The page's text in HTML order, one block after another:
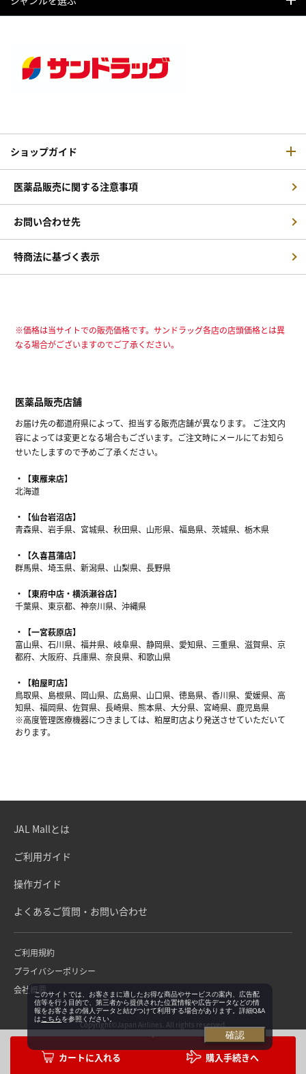
購入手続きへ
ショップガイド
医薬品販売に関する注意事項
お問い合わせ先
特商法に基づく表示
※価格は当サイトでの販売価格です。サンドラッグ各店の店頭価格とは異
なる場合がございますのでご了承ください。
医薬品販売店舗
お届け先の都道府県によって、担当する販売店舗が異なります。 ご注文内
容によっては変更となる場合もございます。ご注文時にメールにてお知ら
せいたしますので予めご了承ください。
【東雁来店】
北海道
【仙台岩沼店】
青森県、岩手県、宮城県、秋田県、山形県、福島県、茨城県、栃木県
【久喜菖蒲店】
群馬県、埼玉県、新潟県、山梨県、長野県
【東府中店・横浜瀬谷店】
千葉県、東京都、神奈川県、沖縄県
【一宮萩原店】
富山県、石川県、福井県、岐阜県、静岡県、愛知県、三重県、滋賀県、京
都府、大阪府、兵庫県、奈良県、和歌山県
【粕屋町店】
鳥取県、島根県、岡山県、広島県、山口県、徳島県、香川県、愛媛県、高
知県、福岡県、佐賀県、長崎県、熊本県、大分県、宮崎県、鹿児島県
※高度管理医療機器につきましては、粕屋町店より発送させていただいて
おります。
JAL Mallとは
ご利用ガイド
操作ガイド
よくあるご質問・お問い合わせ
ご利用規約
プライバシーポリシー
会社概要
Copyright©Japan Airlines. All rights reserved.
このサイトでは、お客さまに適したお得な商品やサービスの案内、広告配
信等を行う目的で、第三者から提供された位置情報や広告データなどの情
報をお客さまの個人データと結びつけて利用する場合があります。詳細Q&A
は こちらを参照ください。
確認